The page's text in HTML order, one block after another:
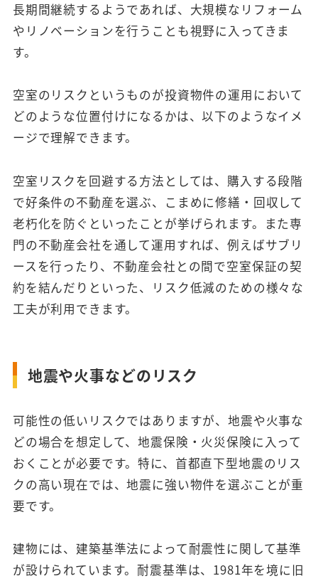
長期間継続するようであれば、大規模なリフォーム
やリノベーションを行うことも視野に入ってきま
す。
空室のリスクというものが投資物件の運用において
どのような位置付けになるかは、以下のようなイメ
ージで理解できます。
空室リスクを回避する方法としては、購入する段階
で好条件の不動産を選ぶ、こまめに修繕・回収して
老朽化を防ぐといったことが挙げられます。また専
門の不動産会社を通して運用すれば、例えばサブリ
ースを行ったり、不動産会社との間で空室保証の契
約を結んだりといった、リスク低減のための様々な
工夫が利用できます。
地震や火事などのリスク
可能性の低いリスクではありますが、地震や火事な
どの場合を想定して、地震保険・火災保険に入って
おくことが必要です。特に、首都直下型地震のリス
クの高い現在では、地震に強い物件を選ぶことが重
要です。
建物には、建築基準法によって耐震性に関して基準
が設けられています。耐震基準は、1981年を境に旧